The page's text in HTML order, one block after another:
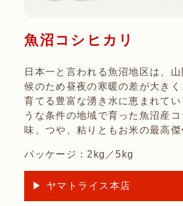
魚沼コシヒカリ
日本一と言われる魚沼地区は、
候のため昼夜の寒暖の差が大きく
育てる豊富な湧き水に恵まれてい
うな条件の地域で育った魚沼産コ
味、つや、粘りともお米の最高傑
パッケージ：2kg／5kg
▶ ヤマトライス本店